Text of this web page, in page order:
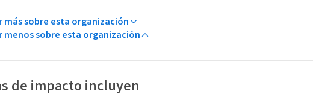
más sobre esta organización
menos sobre esta organización
de impacto incluyen